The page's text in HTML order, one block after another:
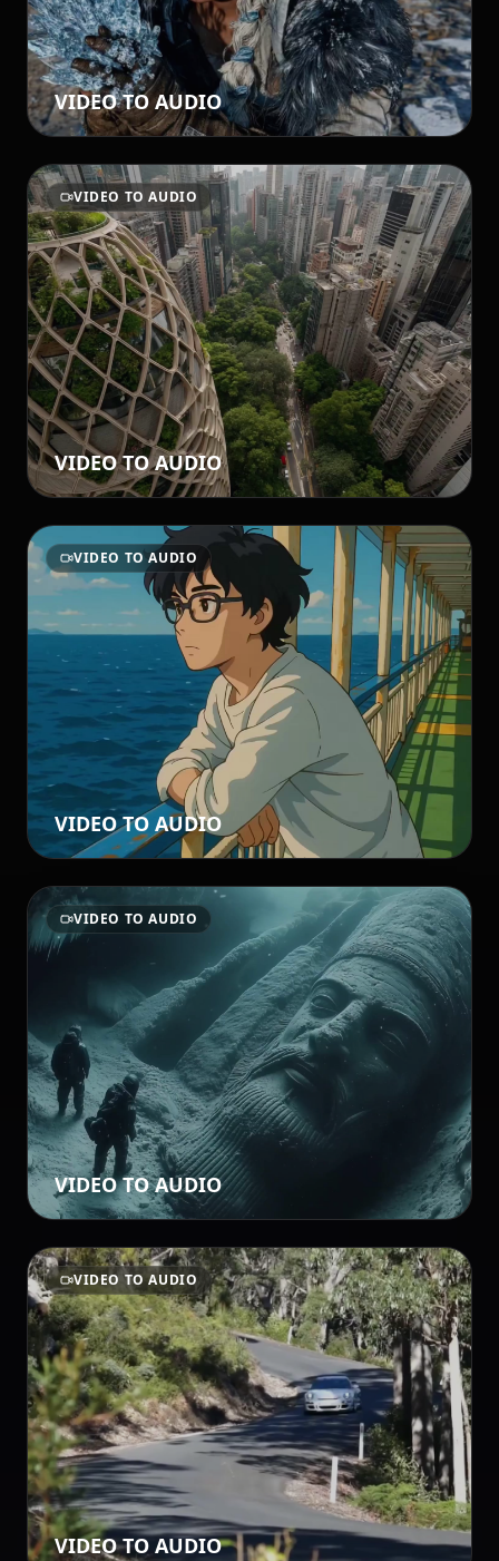
VIDEO TO AUDIO
VIDEO TO AUDIO
VIDEO TO AUDIO
VIDEO TO AUDIO
VIDEO TO AUDIO
VIDEO TO AUDIO
VIDEO TO AUDIO
VIDEO TO AUDIO
VIDEO TO AUDIO